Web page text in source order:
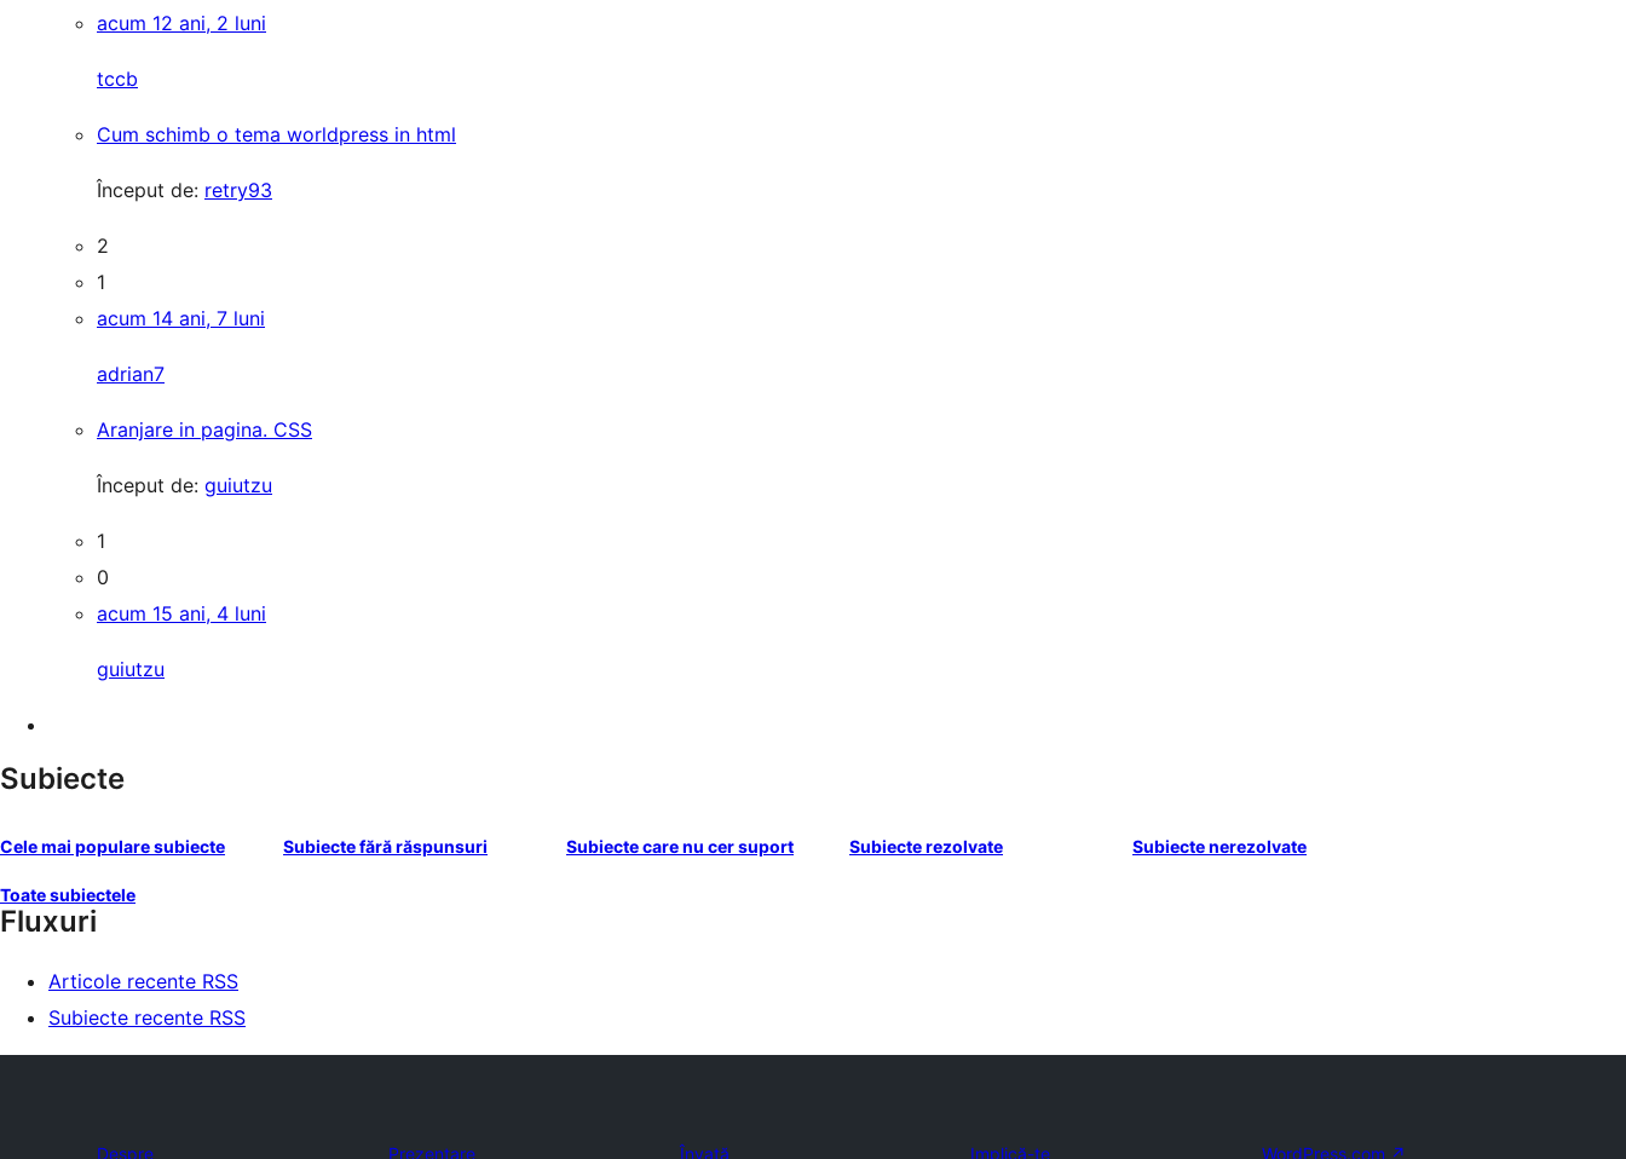
acum 12 ani, 2 luni
tccb
Cum schimb o tema worldpress in html
Început de: retry93
2
1
acum 14 ani, 7 luni
adrian7
Aranjare in pagina. CSS
Început de: guiutzu
1
0
acum 15 ani, 4 luni
guiutzu
Subiecte
Cele mai populare subiecte Subiecte fără răspunsuri Subiecte care nu cer suport Subiecte rezolvate Subiecte nerezolvate
Toate subiectele
Fluxuri
Articole recente RSS
Subiecte recente RSS
Despre Prezentare Învață Implică-te WordPress.com ↗